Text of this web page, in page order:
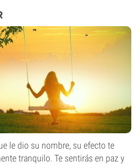
le dio su nombre, su efecto te
tranquilo. Te sentirás en paz y